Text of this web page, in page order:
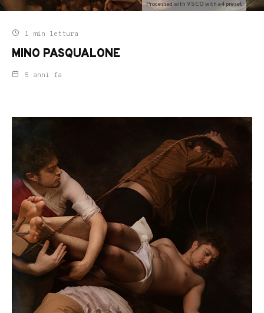
Processed with VSCO with a4 preset
1 min lettura
MINO PASQUALONE
5 anni fa